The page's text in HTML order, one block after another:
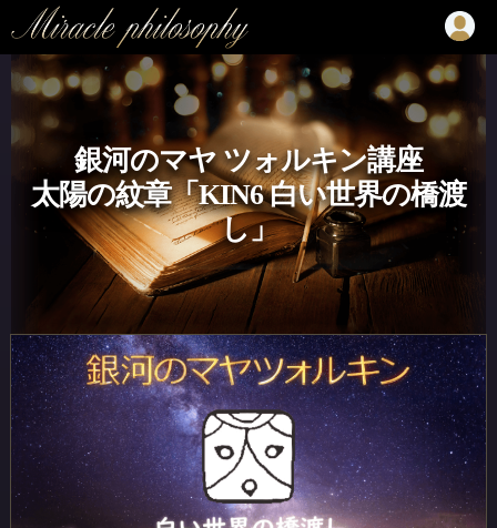
銀河のマヤ ツォルキン講座
太陽の紋章「KIN6 白い世界の橋渡
し」